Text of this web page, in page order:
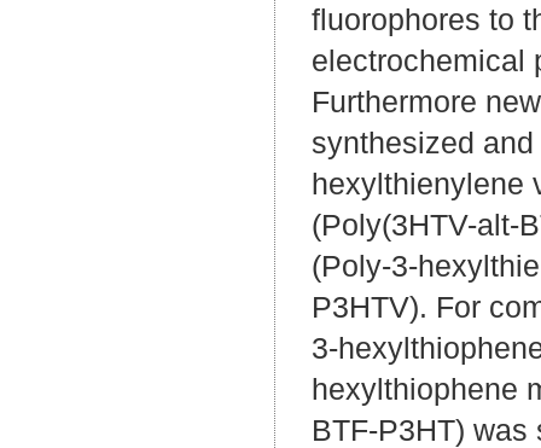
fluorophores to
electrochemical
Furthermore
synthesized
hexylthienylene
(Poly(3HTV-alt-
(Poly-3-
P3HTV). For
3-
hexylthiophene
BTF-P3HT)